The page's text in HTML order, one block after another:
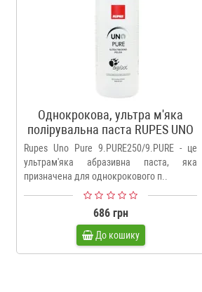
Однокрокова, ультра м'яка
полірувальна паста RUPES UNO
PURE - ULTRA FINISH
Rupes Uno Pure 9.PURE250/9.PURE - це
ультрам'яка абразивна паста, яка
призначена для однокрокового п..
686 грн
До кошику